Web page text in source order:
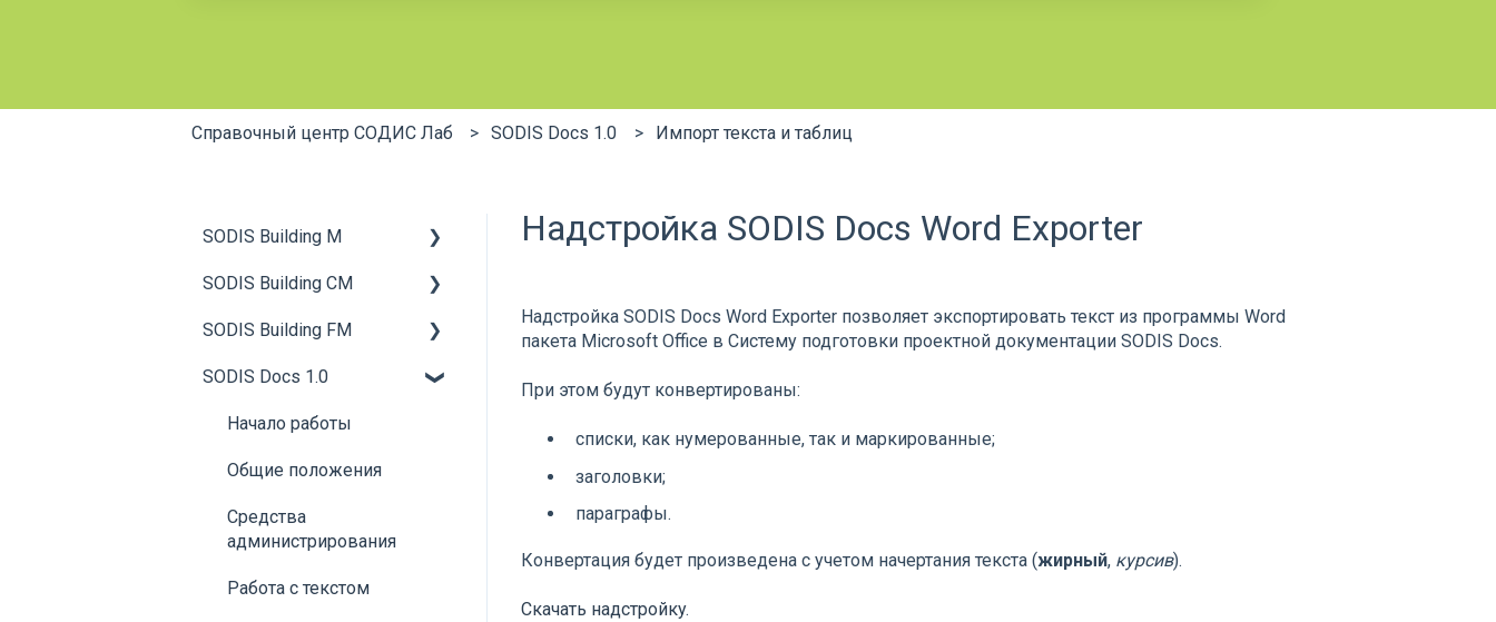
Справочный центр СОДИС Лаб SODIS Docs 1.0 Импорт текста и таблиц
Надстройка SODIS Docs Word Exporter
Надстройка SODIS Docs Word Exporter позволяет экспортировать текст из программы Word
пакета Microsoft Office в Систему подготовки проектной документации SODIS Docs.
При этом будут конвертированы:
списки, как нумерованные, так и маркированные;
заголовки;
параграфы.
Конвертация будет произведена с учетом начертания текста (жирный, курсив).
Скачать надстройку.
SODIS Building M
Общие сведения
Установка и запуск АРМ
пользовательского
Диспетчера
Контролируемые
элементы
Источники данных
SODIS Building CM
Общие сведения
Работа с технической
строительством
Материально-
техническое
SODIS Building FM
Общие сведения
Инженерные системы и
предупредительного
обслуживания (ППО)
Помещения
SODIS Docs 1.0
Начало работы
Общие положения
Средства
администрирования
Работа с текстом